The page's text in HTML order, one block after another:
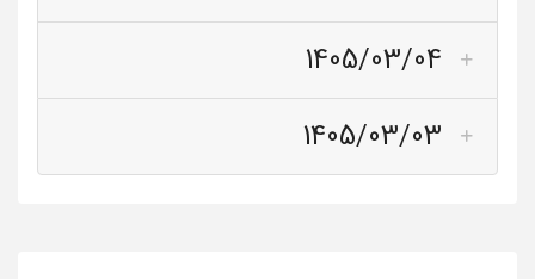
1405/03/04
1405/03/03